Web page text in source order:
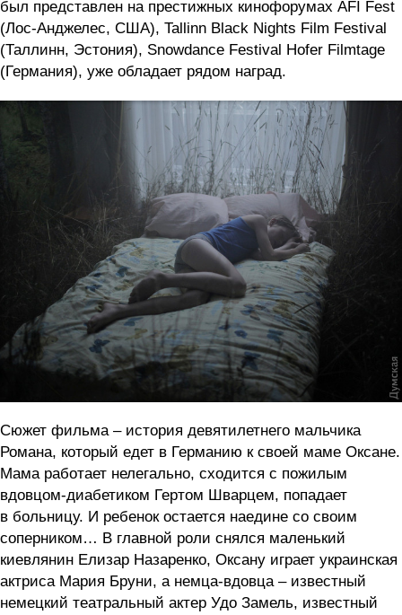
был представлен на престижных кинофорумах AFI Fest
(Лос-Анджелес, США), Tallinn Black Nights Film Festival
(Таллинн, Эстония), Snowdance Festival Hofer Filmtage
(Германия), уже обладает рядом наград.
Сюжет фильма – история девятилетнего мальчика
Романа, который едет в Германию к своей маме Оксане.
Мама работает нелегально, сходится с пожилым
вдовцом-диабетиком Гертом Шварцем, попадает
в больницу. И ребенок остается наедине со своим
соперником… В главной роли снялся маленький
киевлянин Елизар Назаренко, Оксану играет украинская
актриса Мария Бруни, а немца-вдовца – известный
немецкий театральный актер Удо Замель, известный